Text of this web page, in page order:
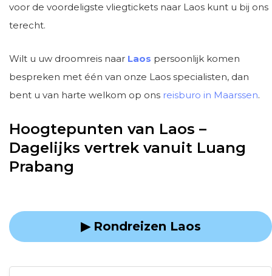
voor de voordeligste vliegtickets naar Laos kunt u bij ons
terecht.
Wilt u uw droomreis naar Laos persoonlijk komen
bespreken met één van onze Laos specialisten, dan
bent u van harte welkom op ons reisburo in Maarssen.
Hoogtepunten van Laos –
Dagelijks vertrek vanuit Luang
Prabang
▶ Rondreizen Laos